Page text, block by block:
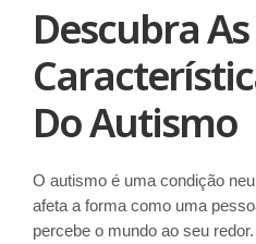
Descubra As
Do Autismo
O autismo é uma condição
afeta a forma como uma
percebe o mundo ao seu redor.